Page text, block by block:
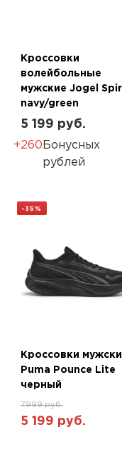
Кроссовки
волейбольные
мужские Jogel
navy/green
5 199 руб.
+260 Бонусных
рублей
-35%
Кроссовки
Puma Pounce Lite
черный
7999 руб.
5 199 руб.